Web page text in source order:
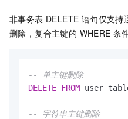
非事务表 DELETE 语句仅支持
删除，复合主键的 WHERE 条
-- 单主键删除
DELETE FROM
-- 字符串主键删除